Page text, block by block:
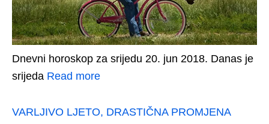
Dnevni horoskop za srijedu 20. jun 2018. Danas je
srijeda Read more
VARLJIVO LJETO, DRASTIČNA PROMJENA